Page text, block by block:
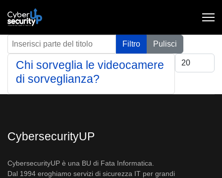
Inserisci parte del titolo Filtro
Pulisci
Visualizza #
Chi sorveglia le videocamere
di sorveglianza?
CybersecurityUP
CybersecurityUP è una BU di Fata Informatica.
Dal 1994 eroghiamo servizi di sicurezza IT per grandi